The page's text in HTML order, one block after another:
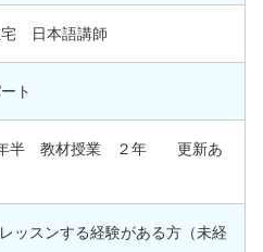
宅 日本語講師
ト
半 教材授業 ２年 更新あ
ッスンする経験がある方（未経